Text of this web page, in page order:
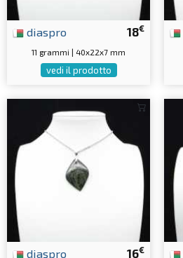
18€
diaspro
11 grammi | 40x22x7 mm
vedi il prodotto
16€
diaspro